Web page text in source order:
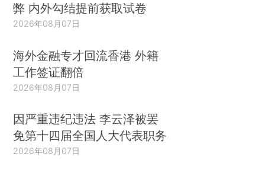
弊 内外勾结提前获取试卷
2026年08月07日
海外金融专才回流香港 外籍
工作签证翻倍
2026年08月07日
因严重违纪违法 李云泽被罢
免第十四届全国人大代表职务
2026年08月07日